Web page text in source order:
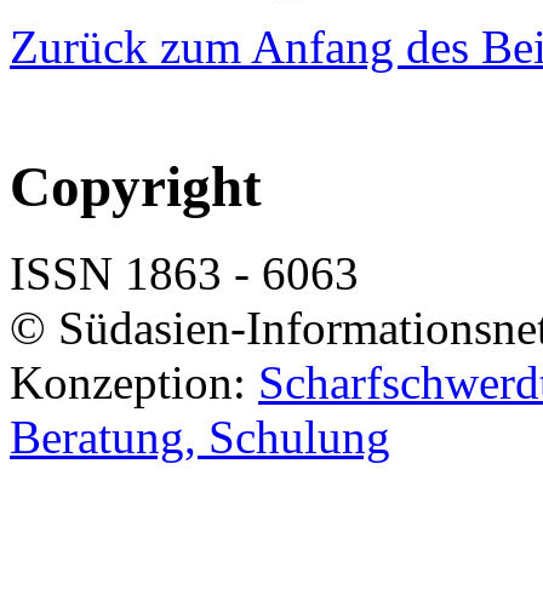
Zurück zum Anfang des
Copyright
ISSN 1863 - 6063
© Südasien-
Konzeption:
Beratung, Schulung